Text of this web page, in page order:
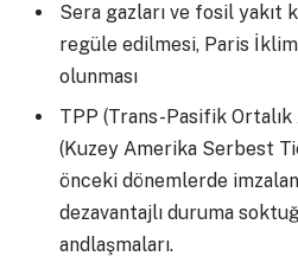
Sera gazları ve fosil yakıt
regüle edilmesi, Paris İklim
olunması
TPP (Trans-Pasifik Ortalık
(Kuzey Amerika Serbest
önceki dönemlerde
dezavantajlı duruma
andlaşmaları.